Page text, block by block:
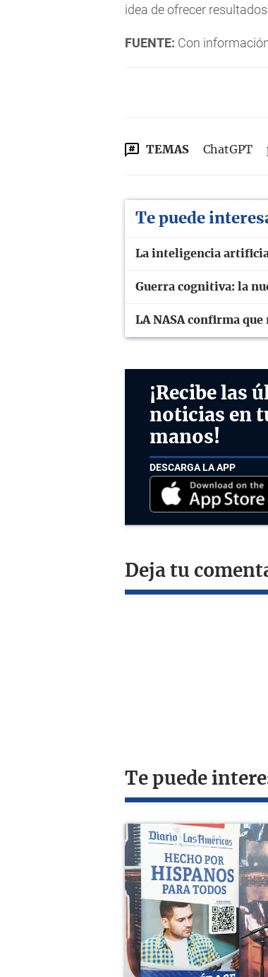
idea de ofrecer
FUENTE: Con
TEMAS ChatGPT
Te puede
La inteligencia
Guerra cognitiva: la
LA NASA confirma que
¡Recibe las
noticias en
manos!
DESCARGA LA APP
Deja tu
Te puede